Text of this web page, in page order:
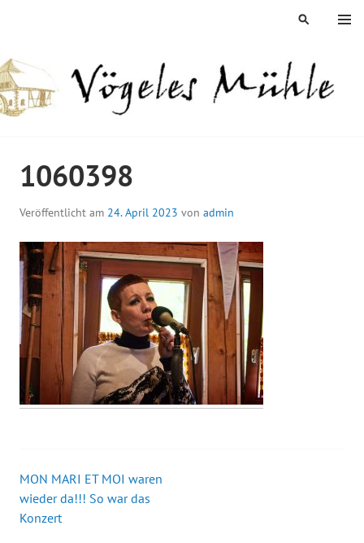
MENÜ
SUCHEN
1060398
Veröffentlicht am 24. April 2023 von admin
Beitrags-
Navigation
MON MARI ET MOI waren
wieder da!!! So war das
Konzert